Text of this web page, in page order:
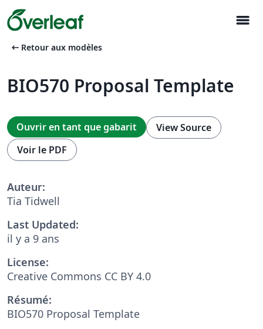
menu
arrow_left_alt Retour aux modèles
BIO570 Proposal Template
Ouvrir en tant que gabarit
View Source
Voir le PDF
Auteur:
Tia Tidwell
Last Updated:
il y a 9 ans
License:
Creative Commons CC BY 4.0
Résumé:
BIO570 Proposal Template